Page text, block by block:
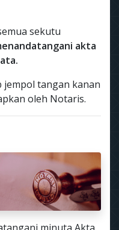
sekutu
akta
jempol tangan kanan
oleh Notaris.